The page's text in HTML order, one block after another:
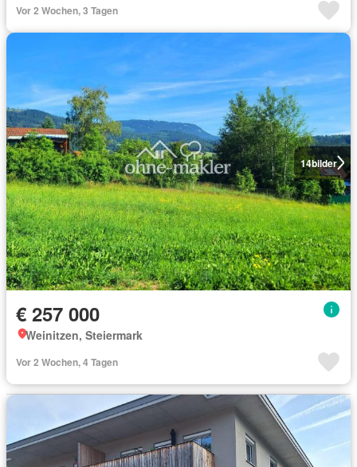
Vor 2 Wochen, 3 Tagen
14bilder
€ 257 000
Weinitzen, Steiermark
Vor 2 Wochen, 4 Tagen